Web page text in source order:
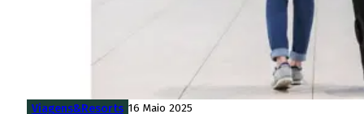
Viagens&Resorts 16 Maio 2025